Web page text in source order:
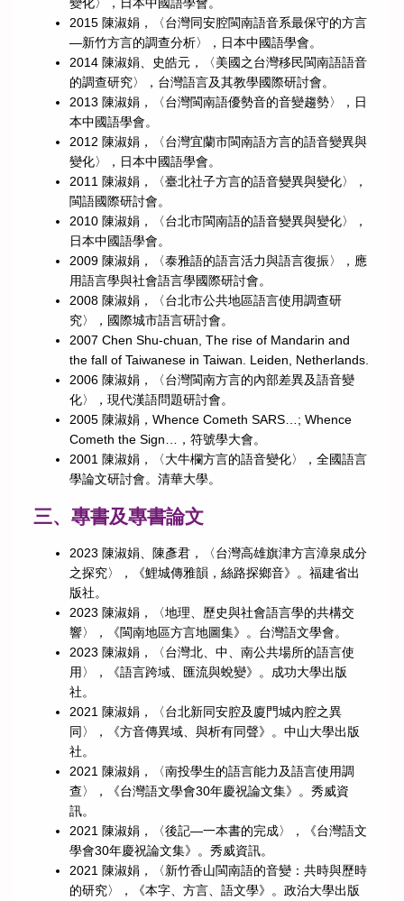
2015 陳淑娟，〈台灣同安腔閩南語音系最保守的方言
—新竹方言的調查分析〉，日本中國語學會。
2014 陳淑娟、史皓元，〈美國之台灣移民閩南語語音
的調查研究〉，台灣語言及其教學國際研討會。
2013 陳淑娟，〈台灣閩南語優勢音的音變趨勢〉，日
本中國語學會。
2012 陳淑娟，〈台灣宜蘭市閩南語方言的語音變異與
變化〉，日本中國語學會。
2011 陳淑娟，〈臺北社子方言的語音變異與變化〉，
閩語國際研討會。
2010 陳淑娟，〈台北市閩南語的語音變異與變化〉，
日本中國語學會。
2009 陳淑娟，〈泰雅語的語言活力與語言復振〉，應
用語言學與社會語言學國際研討會。
2008 陳淑娟，〈台北市公共地區語言使用調查研
究〉，國際城市語言研討會。
2007 Chen Shu-chuan, The rise of Mandarin and
the fall of Taiwanese in Taiwan. Leiden, Netherlands.
2006 陳淑娟，〈台灣閩南方言的內部差異及語音變
化〉，現代漢語問題研討會。
2005 陳淑娟，Whence Cometh SARS…; Whence
Cometh the Sign…，符號學大會。
2001 陳淑娟，〈大牛欄方言的語音變化〉，全國語言
學論文研討會。清華大學。
三、專書及專書論文
2023 陳淑娟、陳彥君，〈台灣高雄旗津方言漳泉成分
之探究〉，《鯉城傳雅韻，絲路探鄉音》。福建省出
版社。
2023 陳淑娟，〈地理、歷史與社會語言學的共構交
響〉，《閩南地區方言地圖集》。台灣語文學會。
2023 陳淑娟，〈台灣北、中、南公共場所的語言使
用〉，《語言跨域、匯流與蛻變》。成功大學出版
社。
2021 陳淑娟，〈台北新同安腔及廈門城內腔之異
同〉，《方音傳異域、與析有同聲》。中山大學出版
社。
2021 陳淑娟，〈南投學生的語言能力及語言使用調
查〉，《台灣語文學會30年慶祝論文集》。秀威資
訊。
2021 陳淑娟，〈後記—一本書的完成〉，《台灣語文
學會30年慶祝論文集》。秀威資訊。
2021 陳淑娟，〈新竹香山閩南語的音變：共時與歷時
的研究〉，《本字、方言、語文學》。政治大學出版